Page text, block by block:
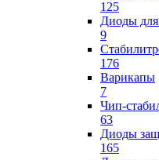
125
Диоды
9
176
Варикапы
7
Чип-
63
Диоды
165